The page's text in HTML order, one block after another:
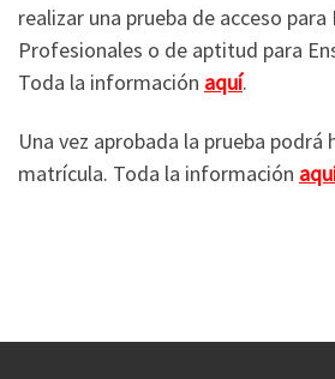
realizar una prueba de acceso para
Profesionales o de aptitud para
Toda la información aquí.
Una vez aprobada la prueba podrá
matrícula. Toda la información